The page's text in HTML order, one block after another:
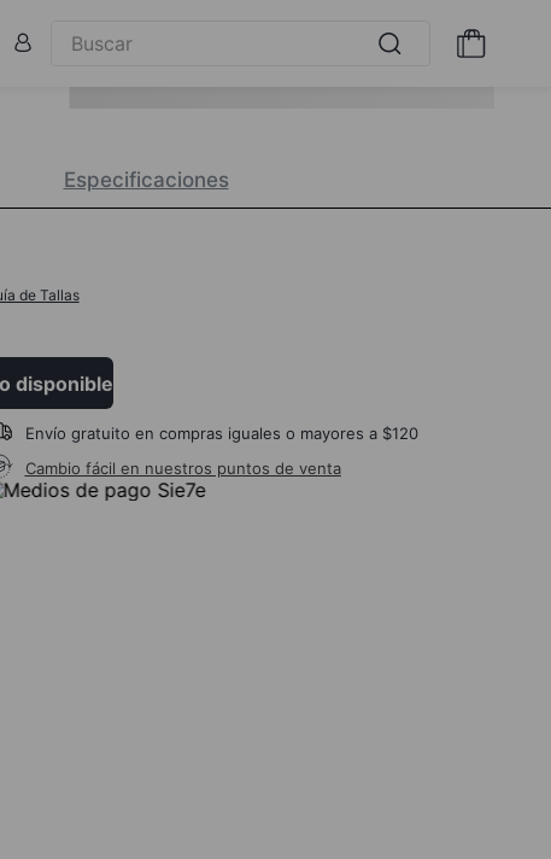
de Tallas
disponible
Envío gratuito en compras iguales o mayores a $120
Cambio fácil en nuestros puntos de venta
Especificaciones